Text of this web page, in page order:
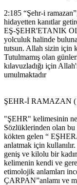
2:185 “Şehr-i
hidayetten kanıtlar
EŞ-ŞEHR'ETANIK
yolculuk halinde
tutsun. Allah sizin için
Tutulmamış olan
kılavuzladığı için
umulmaktadır
ŞEHR-İ RAMAZAN
"ŞEHR" kelimesinin
Sözlüklerinden olan
kökten gelen “
anlatmak için
geniş ve kilolu bir
kelimenin kendi ve
etimolojik anlamları
ÇARPAN”anlamı ve